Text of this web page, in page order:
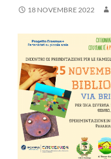
18 NOVEMBRE 2022